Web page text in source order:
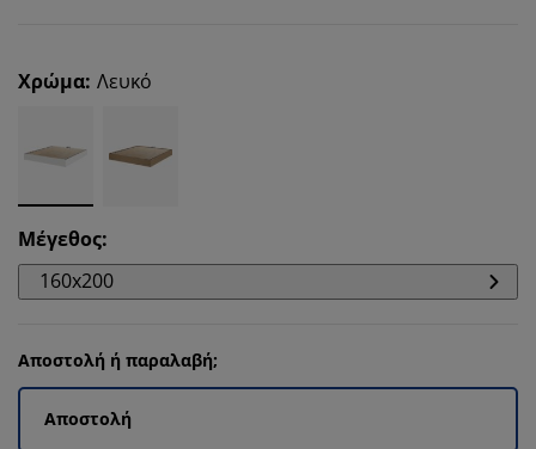
Χρώμα: Λευκό
Μέγεθος:
160x200
Αποστολή ή παραλαβή;
Αποστολή